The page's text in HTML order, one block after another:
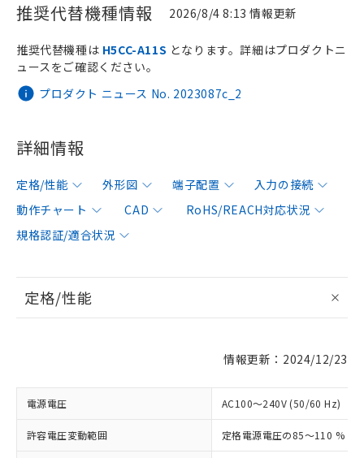
推奨代替機種情報 2026/8/4 8:13 情報更新
プロダクト ニュース No. 2023087c_2
推奨代替機種は H5CC-A11S となります。詳細はプロダクトニ
ュースをご確認ください。
詳細情報
定格/性能 外形図 端子配置
入力の接続
動作チャート
CAD
RoHS/REACH対応状況
規格認証/適合状況
定格/性能
情報更新：2024/12/23
電源電圧 AC100～240V (50/60 Hz)
許容電圧変動範囲 定格電源電圧の85～110 %